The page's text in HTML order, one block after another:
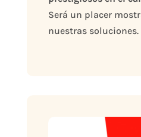
Será un placer
nuestras soluciones.